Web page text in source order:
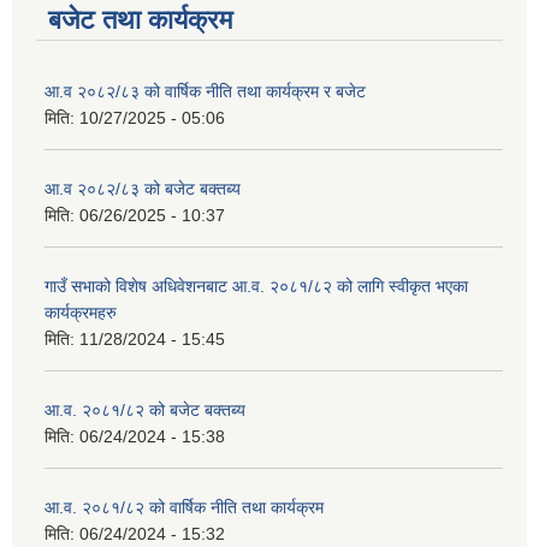
बजेट तथा कार्यक्रम
आ.व २०८२/८३ को वार्षिक नीति तथा कार्यक्रम र बजेट
मिति: 10/27/2025 - 05:06
आ.व २०८२/८३ को बजेट बक्तब्य
मिति: 06/26/2025 - 10:37
गाउँ सभाको विशेष अधिवेशनबाट आ.व. २०८१/८२ को लागि स्वीकृत भएका
कार्यक्रमहरु
मिति: 11/28/2024 - 15:45
आ.व. २०८१/८२ को बजेट बक्तब्य
मिति: 06/24/2024 - 15:38
आ.व. २०८१/८२ को वार्षिक नीति तथा कार्यक्रम
मिति: 06/24/2024 - 15:32